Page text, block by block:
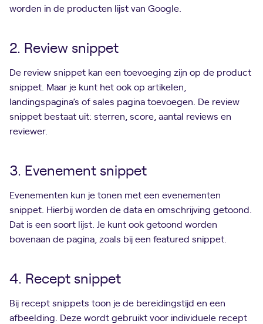
worden in de producten lijst van Google.
2. Review snippet
De review snippet kan een toevoeging zijn op de product
snippet. Maar je kunt het ook op artikelen,
landingspagina’s of sales pagina toevoegen. De review
snippet bestaat uit: sterren, score, aantal reviews en
reviewer.
3. Evenement snippet
Evenementen kun je tonen met een evenementen
snippet. Hierbij worden de data en omschrijving getoond.
Dat is een soort lijst. Je kunt ook getoond worden
bovenaan de pagina, zoals bij een featured snippet.
4. Recept snippet
Bij recept snippets toon je de bereidingstijd en een
afbeelding. Deze wordt gebruikt voor individuele recept